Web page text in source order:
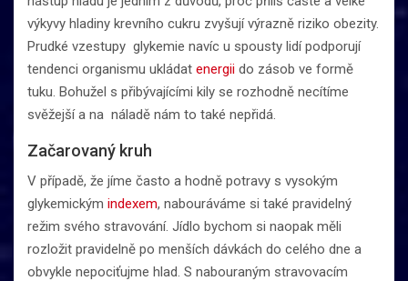
výkyvy hladiny krevního cukru zvyšují výrazně riziko obezity.
Prudké vzestupy glykemie navíc u spousty lidí podporují
tendenci organismu ukládat energii do zásob ve formě
tuku. Bohužel s přibývajícími kily se rozhodně necítíme
svěžejší a na náladě nám to také nepřidá.
Začarovaný kruh
V případě, že jíme často a hodně potravy s vysokým
glykemickým indexem, nabouráváme si také pravidelný
režim svého stravování. Jídlo bychom si naopak měli
rozložit pravidelně po menších dávkách do celého dne a
obvykle nepociťujme hlad. S nabouraným stravovacím